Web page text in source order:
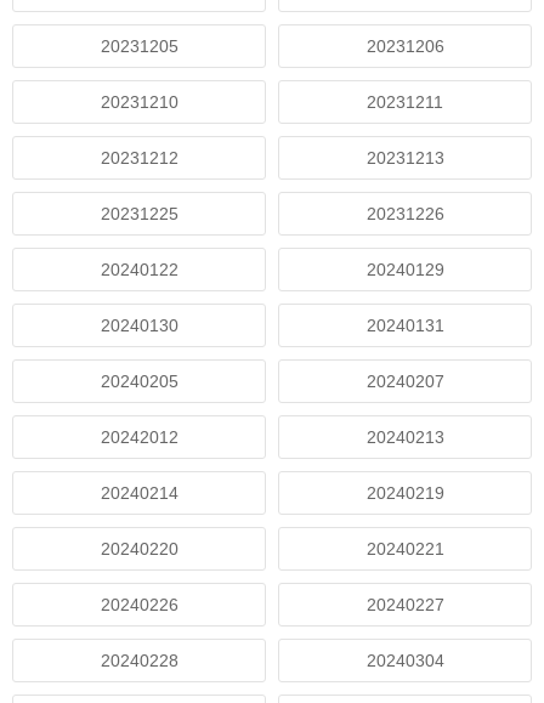
20231205 20231206
20231210 20231211
20231212 20231213
20231225 20231226
20240122 20240129
20240130 20240131
20240205 20240207
20242012 20240213
20240214 20240219
20240220 20240221
20240226 20240227
20240228 20240304